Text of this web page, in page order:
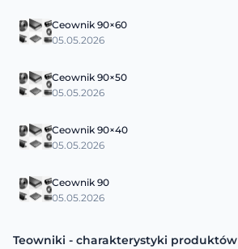
Ceownik 90×60
05.05.2026
Ceownik 90×50
05.05.2026
Ceownik 90×40
05.05.2026
Ceownik 90
05.05.2026
Teowniki - charakterystyki produktów